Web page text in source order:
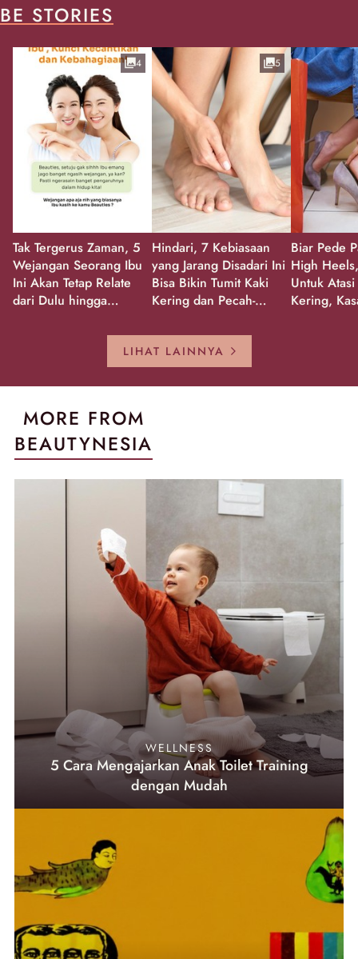
BE STORIES
Tak Tergerus Zaman, 5
Wejangan Seorang Ibu
Ini Akan Tetap Relate
dari Dulu hingga
4
Hindari, 7 Kebiasaan
yang Jarang Disadari Ini
Bisa Bikin Tumit Kaki
Kering dan Pecah-
5
Biar Pede
High
Untuk
Kering,
LIHAT LAINNYA
MORE FROM
BEAUTYNESIA
WELLNESS
5 Cara Mengajarkan Anak Toilet Training
dengan Mudah